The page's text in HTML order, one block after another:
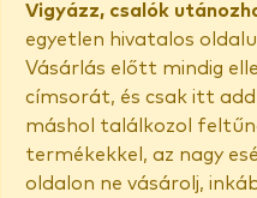
Vigyázz, csalók
egyetlen hivatalos
Vásárlás előtt mindig
címsorát, és csak itt
máshol találkozol
termékekkel, az nagy
oldalon ne vásárolj,